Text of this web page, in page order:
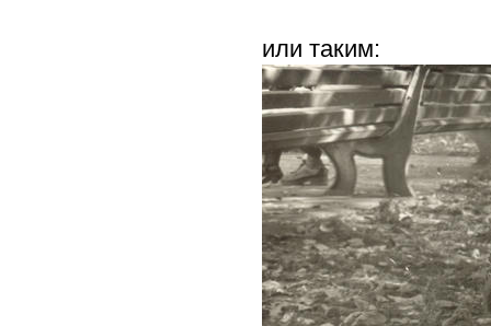
или таким: